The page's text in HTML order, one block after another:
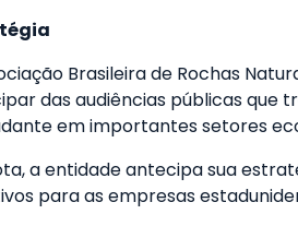
Brasileira de Rochas
das audiências públicas que
em importantes setores
a entidade antecipa sua
para as empresas